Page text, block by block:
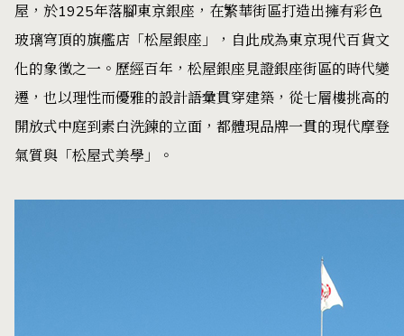
屋，於1925年落腳東京銀座，在繁華街區打造出擁有彩色
玻璃穹頂的旗艦店「松屋銀座」，自此成為東京現代百貨文
化的象徵之一。歷經百年，松屋銀座見證銀座街區的時代變
遷，也以理性而優雅的設計語彙貫穿建築，從七層樓挑高的
開放式中庭到素白洗鍊的立面，都體現品牌一貫的現代摩登
氣質與「松屋式美學」。